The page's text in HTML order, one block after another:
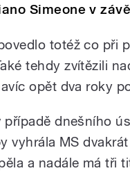
Simeone v
totéž co při
tehdy zvítězili
opět dva roky
případě dnešního
vyhrála MS
a nadále má tři